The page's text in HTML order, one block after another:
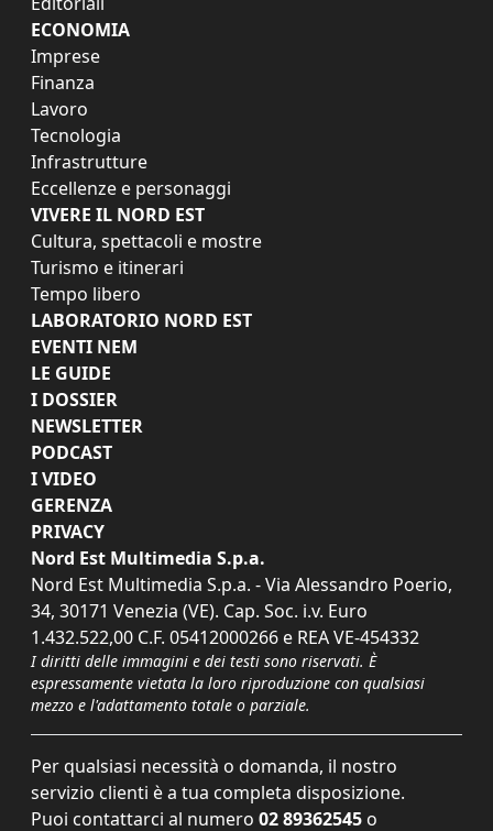
ECONOMIA
Imprese
Finanza
Lavoro
Tecnologia
Infrastrutture
Eccellenze e personaggi
VIVERE IL NORD EST
Cultura, spettacoli e mostre
Turismo e itinerari
Tempo libero
LABORATORIO NORD EST
EVENTI NEM
LE GUIDE
I DOSSIER
NEWSLETTER
PODCAST
I VIDEO
GERENZA
PRIVACY
Nord Est Multimedia S.p.a.
Nord Est Multimedia S.p.a. - Via Alessandro Poerio,
34, 30171 Venezia (VE). Cap. Soc. i.v. Euro
1.432.522,00 C.F. 05412000266 e REA VE-454332
I diritti delle immagini e dei testi sono riservati. È
espressamente vietata la loro riproduzione con qualsiasi
mezzo e l'adattamento totale o parziale.
Per qualsiasi necessità o domanda, il nostro
servizio clienti è a tua completa disposizione.
Puoi contattarci al numero 02 89362545 o